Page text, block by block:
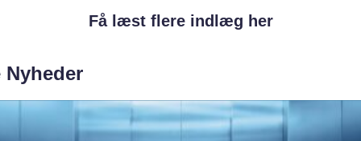
Få læst flere indlæg her
Nyheder